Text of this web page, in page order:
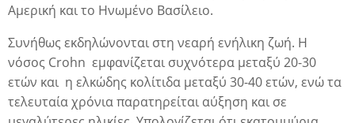
Αμερική και το Ηνωμένο Βασίλειο.
Συνήθως εκδηλώνονται στη νεαρή ενήλικη ζωή. H
νόσος Crohn εμφανίζεται συχνότερα μεταξύ 20-30
ετών και η ελκώδης κολίτιδα μεταξύ 30-40 ετών, ενώ τα
τελευταία χρόνια παρατηρείται αύξηση και σε